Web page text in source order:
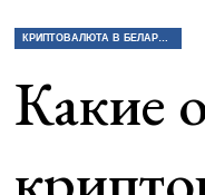
КРИПТОВАЛЮТА В БЕЛАРУСИ: ЗАКОННО ЛИ ПОКУПАТЬ, ПРОДАВАТЬ КРИПТУ?
Какие